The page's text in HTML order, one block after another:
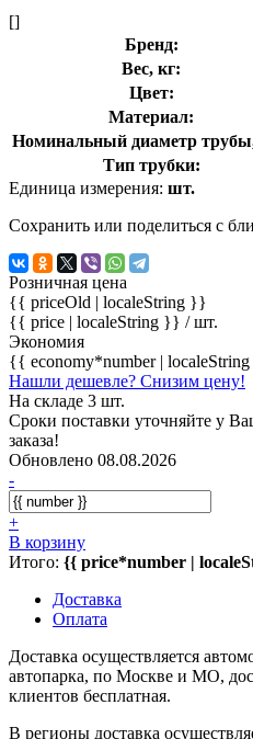
[]
Бренд:
Вес, кг:
Цвет:
Материал:
Номинальный диаметр
Тип трубки:
Единица измерения: шт.
Сохранить или поделиться с
Розничная цена
{{ priceOld | localeString }}
{{ price | localeString }} / шт.
Экономия
{{ economy*number |
Нашли дешевле? Снизим цену!
На складе 3 шт.
Сроки поставки уточняйте у
заказа!
Обновлено 08.08.2026
-
+
В корзину
Итого: {{ price*number |
Доставка
Оплата
Доставка осуществляется
автопарка, по Москве и МО,
клиентов бесплатная.
В регионы доставка